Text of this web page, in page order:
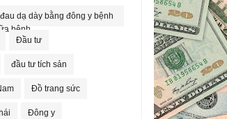
dạ dày bằng đông y bệnh
bệnh
Đầu tư
đầu tư tích sản
Đồ trang sức
Đông y